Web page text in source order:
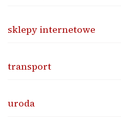
sklepy internetowe
transport
uroda